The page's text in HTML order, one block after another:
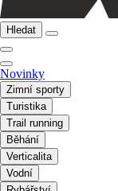
Hledat
Novinky
Zimní sporty
Turistika
Trail running
Běhání
Verticalita
Vodní